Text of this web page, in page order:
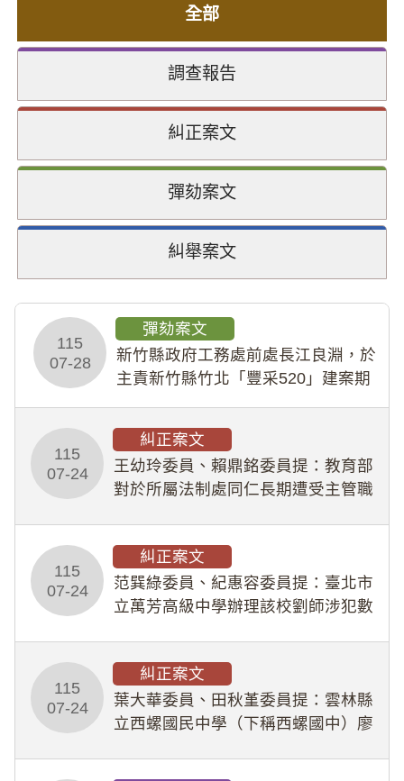
全部
調查報告
糾正案文
彈劾案文
糾舉案文
115
07-28
彈劾案文
新竹縣政府工務處前處長江良淵，於
主責新竹縣竹北「豐采520」建案期
幣1,483萬餘元，並長期收受建商餽
贈；復罔顧公共安全，圖利默許建商
於停工期間
115
07-24
糾正案文
王幼玲委員、賴鼎銘委員提：教育部
對於所屬法制處同仁長期遭受主管職
人員保障法」及「職業安全衛生法」
所定維護公務人員
115
07-24
糾正案文
范巽綠委員、紀惠容委員提：臺北市
立萬芳高級中學辦理該校劉師涉犯數
業把關與糾錯功能，不僅首份調查報
告漏未審酌師生不
115
07-24
糾正案文
葉大華委員、田秋堇委員提：雲林縣
立西螺國民中學（下稱西螺國中）廖